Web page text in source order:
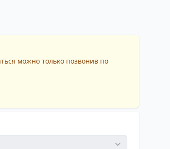
можно только позвонив по